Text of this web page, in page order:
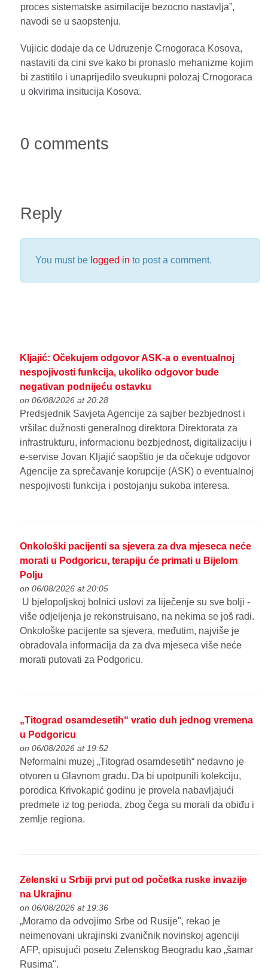
proces sistematske asimilacije bezocno nastavlja”,
navodi se u saopstenju.
Vujicic dodaje da ce Udruzenje Crnogoraca Kosova,
nastaviti da cini sve kako bi pronaslo mehanizme kojim
bi zastitilo i unaprijedilo sveukupni polozaj Crnogoraca
u okvirima insitucija Kosova.
0 comments
Reply
You must be logged in to post a comment.
Kljajić: Očekujem odgovor ASK-a o eventualnoj
nespojivosti funkcija, ukoliko odgovor bude
negativan podnijeću ostavku
on 06/08/2026 at 20:28
Predsjednik Savjeta Agencije za sajber bezbjednost i
vršilac dužnosti generalnog direktora Direktorata za
infrastrukturu, informacionu bezbjednost, digitalizaciju i
e-servise Jovan Kljajić saopštio je da očekuje odgovor
Agencije za sprečavanje korupcije (ASK) o eventualnoj
nespojivosti funkcija i postojanju sukoba interesa.
Onkološki pacijenti sa sjevera za dva mjeseca neće
morati u Podgoricu, terapiju će primati u Bijelom
Polju
on 06/08/2026 at 20:05
U bjelopoljskoj bolnici uslovi za liječenje su sve bolji -
više odjeljenja je rekonstruisano, na nekima se još radi.
Onkološke pacijente sa sjevera, međutim, najviše je
obradovala informacija da za dva mjeseca više neće
morati putovati za Podgoricu.
„Titograd osamdesetih“ vratio duh jednog vremena
u Podgoricu
on 06/08/2026 at 19:52
Neformalni muzej „Titograd osamdesetih“ nedavno je
otvoren u Glavnom gradu. Da bi upotpunili kolekciju,
porodica Krivokapić godinu je provela nabavljajući
predmete iz tog perioda, zbog čega su morali da obiđu i
zemlje regiona.
Zelenski u Srbiji prvi put od početka ruske invazije
na Ukrajinu
on 06/08/2026 at 19:36
„Moramo da odvojimo Srbe od Rusije", rekao je
neimenovani ukrajinski zvaničnik novinskoj agenciji
AFP, opisujući posetu Zelenskog Beogradu kao „šamar
Rusima".